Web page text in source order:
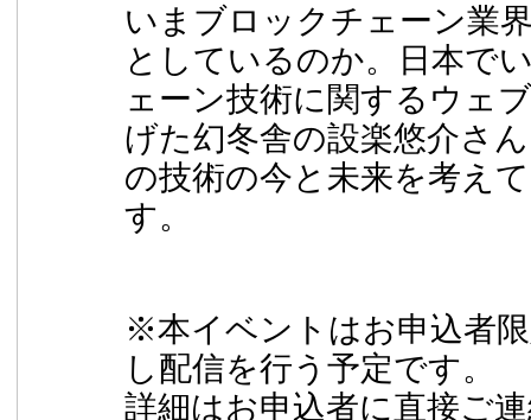
いまブロックチェーン業
としているのか。日本で
ェーン技術に関するウェ
げた幻冬舎の設楽悠介さ
の技術の今と未来を考え
す。
※本イベントはお申込者
し配信を行う予定です。
詳細はお申込者に直接ご